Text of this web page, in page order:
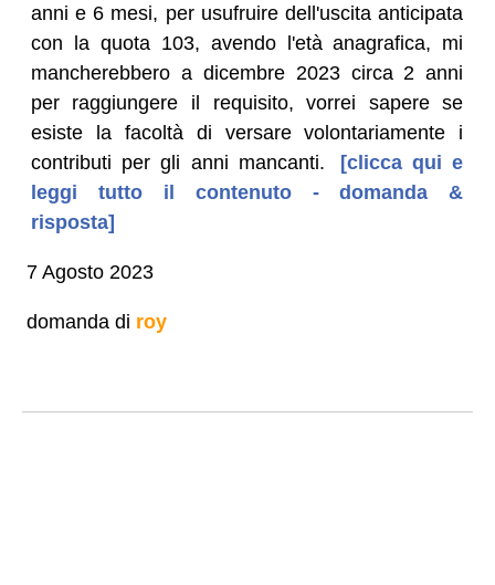
anni e 6 mesi, per usufruire dell'uscita anticipata
con la quota 103, avendo l'età anagrafica, mi
mancherebbero a dicembre 2023 circa 2 anni
per raggiungere il requisito, vorrei sapere se
esiste la facoltà di versare volontariamente i
contributi per gli anni mancanti.
[clicca qui e
leggi tutto il contenuto - domanda &
risposta]
7 Agosto 2023
domanda di roy